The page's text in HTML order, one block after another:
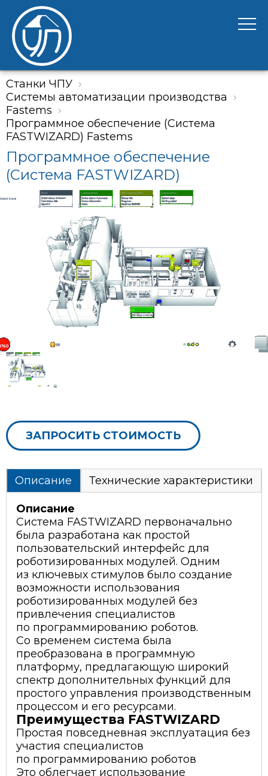
Станки ЧПУ
Системы автоматизации производства
Fastems
Программное обеспечение (Система
FASTWIZARD) Fastems
Программное обеспечение
(Система FASTWIZARD)
ЗАПРОСИТЬ СТОИМОСТЬ
Описание Технические характеристики
Описание
Система FASTWIZARD первоначально
была разработана как простой
пользовательский интерфейс для
роботизированных модулей. Одним
из ключевых стимулов было создание
возможности использования
роботизированных модулей без
привлечения специалистов
по программированию роботов.
Со временем система была
преобразована в программную
платформу, предлагающую широкий
спектр дополнительных функций для
простого управления производственным
процессом и его ресурсами.
Преимущества FASTWIZARD
Простая повседневная эксплуатация без
участия специалистов
по программированию роботов
Это облегчает использование